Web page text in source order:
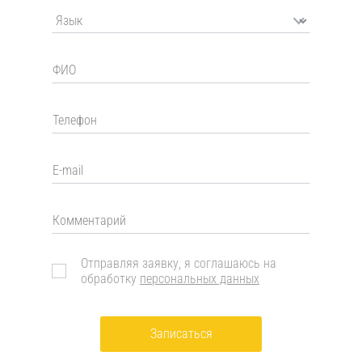
Отправляя заявку, я соглашаюсь на
обработку персональных данных
Записаться